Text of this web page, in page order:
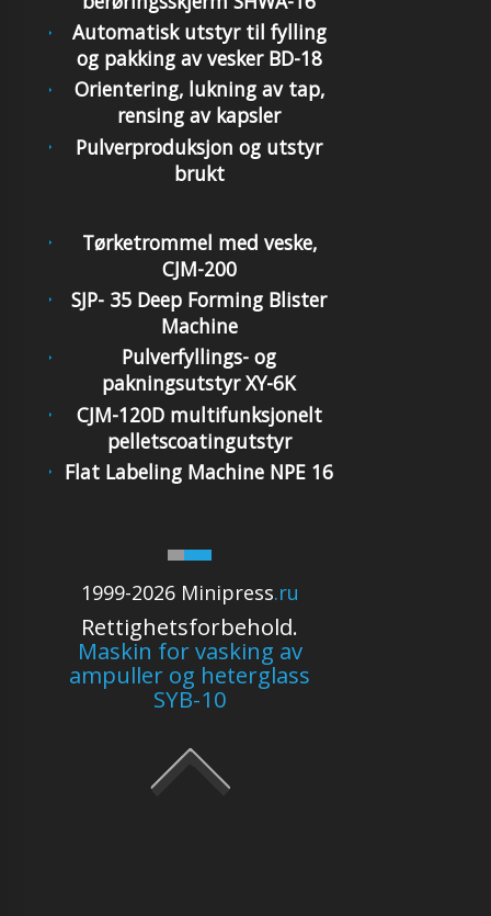
Automatisk utstyr til fylling
og pakking av vesker BD-18
Orientering, lukning av tap,
rensing av kapsler
Pulverproduksjon og utstyr
brukt
1999-2026 Minipress.ru
Rettighetsforbehold.
Maskin for vasking av
ampuller og heterglass
SYB-10
Tørketrommel med veske,
CJM-200
SJP- 35 Deep Forming Blister
Machine
Pulverfyllings- og
pakningsutstyr XY-6K
CJM-120D multifunksjonelt
pelletscoatingutstyr
Flat Labeling Machine NPE 16